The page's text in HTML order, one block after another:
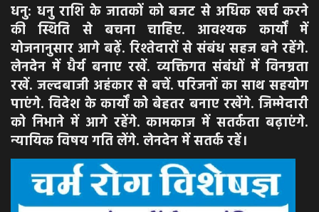
धनु: धनु राशि के जातकों को बजट से अधिक खर्च करने
की स्थिति से बचना चाहिए. आवश्यक कार्यों में
योजनानुसार आगे बढ़ें. रिश्तेदारों से संबंध सहज बने रहेंगे.
लेनदेन में धैर्य बनाए रखें. व्यक्तिगत संबंधों में विनम्रता
रखें. जल्दबाजी अहंकार से बचें. परिजनों का साथ सहयोग
पाएंगे. विदेश के कार्यों को बेहतर बनाए रखेंगे. जिम्मेदारी
को निभाने में आगे रहेंगे. कामकाज में सतर्कता बढ़ाएंगे.
न्यायिक विषय गति लेंगे. लेनदेन में सतर्क रहें।